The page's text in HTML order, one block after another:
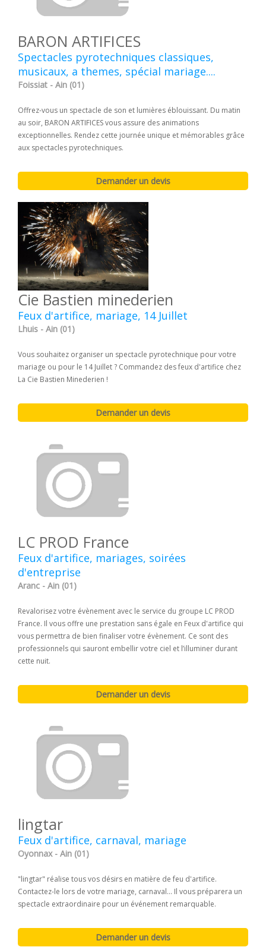
BARON ARTIFICES
Spectacles pyrotechniques classiques,
musicaux, a themes, spécial mariage....
Foissiat - Ain (01)
Offrez-vous un spectacle de son et lumières éblouissant. Du matin
au soir, BARON ARTIFICES vous assure des animations
exceptionnelles. Rendez cette journée unique et mémorables grâce
aux spectacles pyrotechniques.
Cie Bastien minederien
Feux d'artifice, mariage, 14 Juillet
Lhuis - Ain (01)
Vous souhaitez organiser un spectacle pyrotechnique pour votre
mariage ou pour le 14 Juillet ? Commandez des feux d'artifice chez
La Cie Bastien Minederien !
LC PROD France
Feux d'artifice, mariages, soirées
d'entreprise
Aranc - Ain (01)
Revalorisez votre évènement avec le service du groupe LC PROD
France. Il vous offre une prestation sans égale en Feux d'artifice qui
vous permettra de bien finaliser votre évènement. Ce sont des
professionnels qui sauront embellir votre ciel et l’illuminer durant
cette nuit.
lingtar
Feux d'artifice, carnaval, mariage
Oyonnax - Ain (01)
"lingtar" réalise tous vos désirs en matière de feu d'artifice.
Contactez-le lors de votre mariage, carnaval... Il vous préparera un
spectacle extraordinaire pour un événement remarquable.